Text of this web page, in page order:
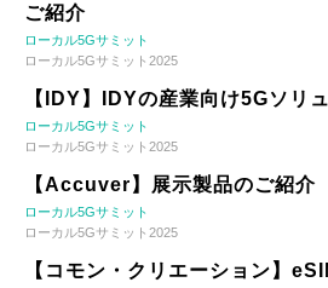
ご紹介
ローカル5Gサミット
ローカル5Gサミット2025
【IDY】IDYの産業向け5Gソリ
ローカル5Gサミット
ローカル5Gサミット2025
【Accuver】展示製品のご紹介
ローカル5Gサミット
ローカル5Gサミット2025
【コモン・クリエーション】